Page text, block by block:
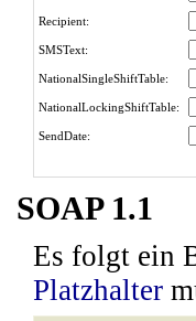
Recipient:
SMSText:
NationalSingleShiftTable:
NationalLockingShiftTable:
SendDate:
SOAP 1.1
Es folgt ein
Platzhalter